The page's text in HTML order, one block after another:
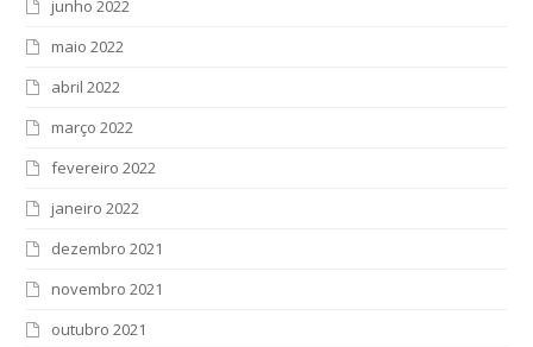
junho 2022
maio 2022
abril 2022
março 2022
fevereiro 2022
janeiro 2022
dezembro 2021
novembro 2021
outubro 2021